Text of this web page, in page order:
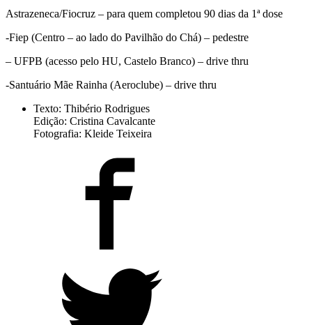
Astrazeneca/Fiocruz – para quem completou 90 dias da 1ª dose
-Fiep (Centro – ao lado do Pavilhão do Chá) – pedestre
– UFPB (acesso pelo HU, Castelo Branco) – drive thru
-Santuário Mãe Rainha (Aeroclube) – drive thru
Texto: Thibério Rodrigues
Edição: Cristina Cavalcante
Fotografia: Kleide Teixeira